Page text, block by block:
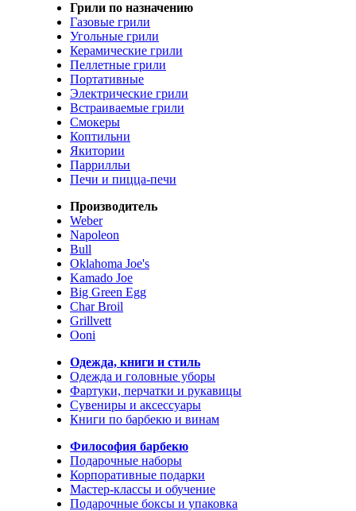
Грили по назначению
Газовые грили
Угольные грили
Керамические грили
Пеллетные грили
Портативные
Электрические грили
Встраиваемые грили
Смокеры
Коптильни
Якитории
Паррилльи
Печи и пицца-печи
Производитель
Weber
Napoleon
Bull
Oklahoma Joe's
Kamado Joe
Big Green Egg
Char Broil
Grillvett
Ooni
Одежда, книги и стиль
Одежда и головные уборы
Фартуки, перчатки и рукавицы
Сувениры и аксессуары
Книги по барбекю и винам
Философия барбекю
Подарочные наборы
Корпоративные подарки
Мастер-классы и обучение
Подарочные боксы и упаковка